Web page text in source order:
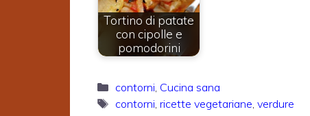
Tortino di patate
con cipolle e
pomodorini
Categorie
contorni Cucina sana
Tag
contorni ricette vegetariane verdure